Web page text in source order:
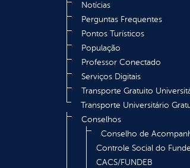
Notícias
Perguntas Frequentes
Pontos Turísticos
População
Professor Conectado
Serviços Digitais
Transporte Gratuito
Transporte Universitário
Conselhos
Conselho de
Controle Social do
CACS/FUNDEB